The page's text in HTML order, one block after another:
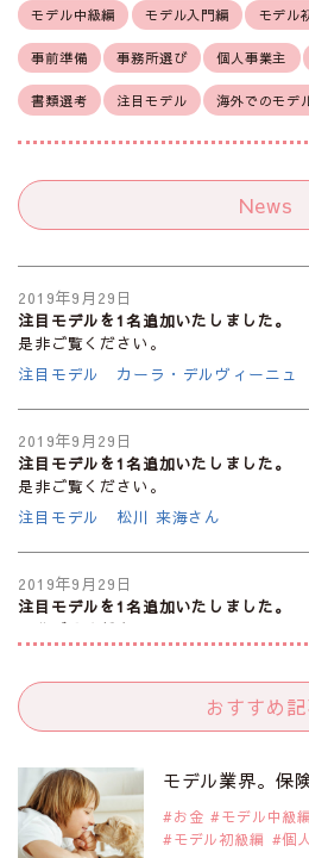
モデル中級編 モデル入門編 モデル
事前準備 事務所選び 個人事業主
書類選考 注目モデル 海外でのモデ
News
2019年9月29日
注目モデルを1名追加いたしました。
是非ご覧ください。
注目モデル カーラ・デルヴィーニュ
2019年9月29日
注目モデルを1名追加いたしました。
是非ご覧ください。
注目モデル 松川 来海さん
2019年9月29日
注目モデルを1名追加いたしました。
是非ご覧ください。
2019年9月29日
是非ご覧ください。
注目モデル 水原佑果さん
おすすめ
モデル業界。保
お金 モデル中級編
モデル初級編
個